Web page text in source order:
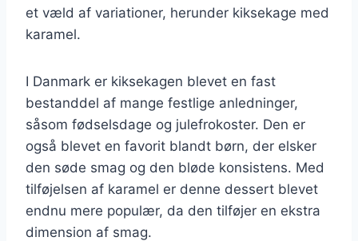
et væld af variationer, herunder kiksekage med
karamel.
I Danmark er kiksekagen blevet en fast
bestanddel af mange festlige anledninger,
såsom fødselsdage og julefrokoster. Den er
også blevet en favorit blandt børn, der elsker
den søde smag og den bløde konsistens. Med
tilføjelsen af karamel er denne dessert blevet
endnu mere populær, da den tilføjer en ekstra
dimension af smag.